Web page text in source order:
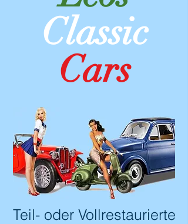
Classic
Cars
Teil- oder Vollrestaurierte